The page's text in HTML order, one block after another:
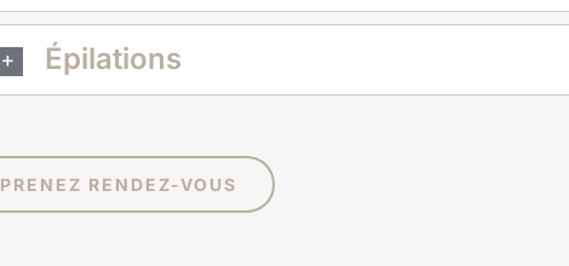
Épilations
PRENEZ RENDEZ-VOUS